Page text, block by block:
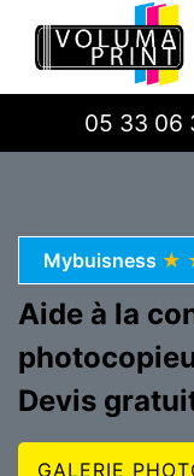
05 33 06
Mybuisness
Aide à la
Devis
GALERIE